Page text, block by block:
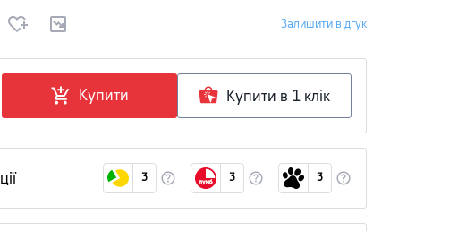
Залишити відгук
Купити Купити в 1 клiк
3 3 3